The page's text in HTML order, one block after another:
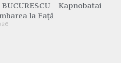
– Kapnobatai
la Față